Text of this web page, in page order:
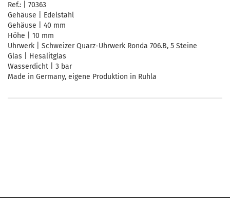
Ref.: | 70363
Gehäuse | Edelstahl
Gehäuse | 40 mm
Höhe | 10 mm
Uhrwerk | Schweizer Quarz-Uhrwerk Ronda 706.B, 5 Steine
Glas | Hesalitglas
Wasserdicht | 3 bar
Made in Germany, eigene Produktion in Ruhla